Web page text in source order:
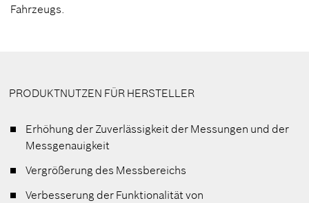
Fahrzeugs.
PRODUKTNUTZEN FÜR HERSTELLER
Erhöhung der Zuverlässigkeit der Messungen und der
Messgenauigkeit
Vergrößerung des Messbereichs
Verbesserung der Funktionalität von